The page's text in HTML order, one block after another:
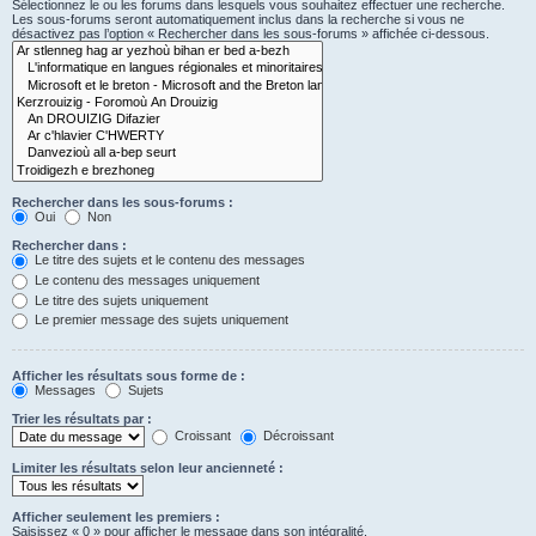
Sélectionnez le ou les forums dans lesquels vous souhaitez effectuer une recherche.
Les sous-forums seront automatiquement inclus dans la recherche si vous ne
désactivez pas l’option « Rechercher dans les sous-forums » affichée ci-dessous.
Rechercher dans les sous-forums :
Oui
Non
Rechercher dans :
Le titre des sujets et le contenu des messages
Le contenu des messages uniquement
Le titre des sujets uniquement
Le premier message des sujets uniquement
Afficher les résultats sous forme de :
Messages
Sujets
Trier les résultats par :
Croissant
Décroissant
Limiter les résultats selon leur ancienneté :
Afficher seulement les premiers :
Saisissez « 0 » pour afficher le message dans son intégralité.